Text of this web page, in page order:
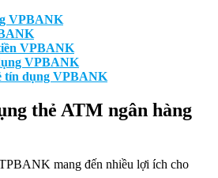
VPBANK
VPBANK
VPBANK
tín dụng VPBANK
thẻ ATM ngân hàng
mang đến nhiều lợi ích cho